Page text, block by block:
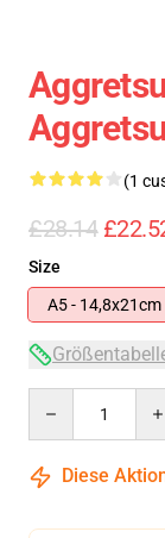
(1
£28.14
Size
A5 - 14,8x21cm
Diese